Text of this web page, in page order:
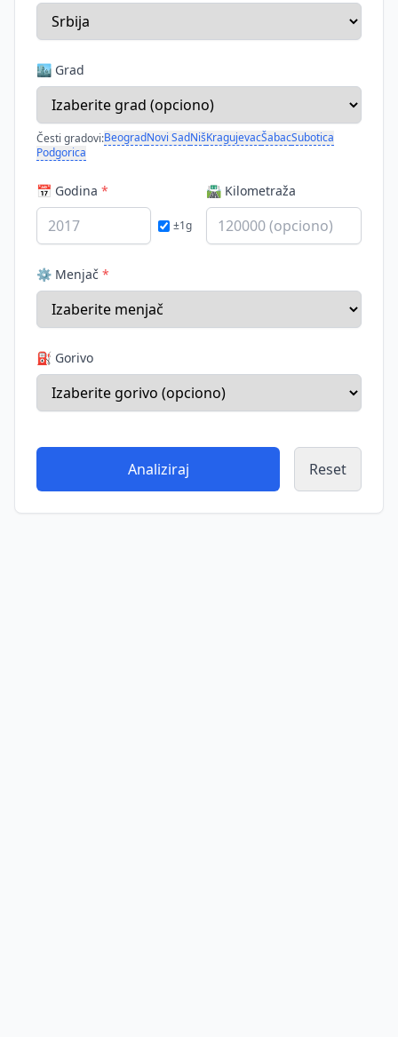
🏙️ Grad
Česti gradovi:BeogradNovi SadNišKragujevacŠabacSubotica
Podgorica
📅 Godina *
±1g
🛣️ Kilometraža
⚙️ Menjač *
⛽ Gorivo
Analiziraj Reset